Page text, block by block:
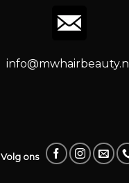
info@mwhairbeauty.nl
Volg ons